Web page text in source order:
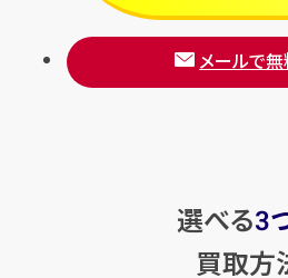
メールで
選べる3
買取方